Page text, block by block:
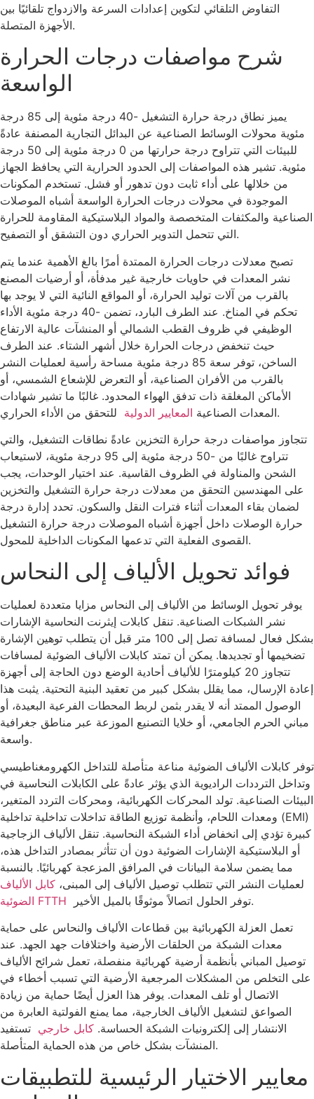
التفاوض التلقائي لتكوين إعدادات السرعة والازدواج تلقائيًا بين
الأجهزة المتصلة.
شرح مواصفات درجات الحرارة
الواسعة
يميز نطاق درجة حرارة التشغيل -40 درجة مئوية إلى 85 درجة
مئوية محولات الوسائط الصناعية عن البدائل التجارية المصنفة عادةً
للبيئات التي تتراوح درجة حرارتها من 0 درجة مئوية إلى 50 درجة
مئوية. تشير هذه المواصفات إلى الحدود الحرارية التي يحافظ الجهاز
من خلالها على أداء ثابت دون تدهور أو فشل. تستخدم المكونات
الموجودة في محولات درجات الحرارة الواسعة أشباه الموصلات
الصناعية والمكثفات المتخصصة والمواد البلاستيكية المقاومة للحرارة
التي تتحمل التدوير الحراري دون التشقق أو التصفيح.
تصبح معدلات درجات الحرارة الممتدة أمرًا بالغ الأهمية عندما يتم
نشر المعدات في حاويات خارجية غير مدفأة، أو أرضيات المصنع
بالقرب من آلات توليد الحرارة، أو المواقع النائية التي لا يوجد بها
تحكم في المناخ. عند الطرف البارد، تضمن -40 درجة مئوية الأداء
الوظيفي في ظروف القطب الشمالي أو المنشآت عالية الارتفاع
حيث تنخفض درجات الحرارة خلال أشهر الشتاء. عند الطرف
الساخن، توفر سعة 85 درجة مئوية مساحة رأسية لعمليات النشر
بالقرب من الأفران الصناعية، أو التعرض للإشعاع الشمسي، أو
الأماكن المغلقة ذات تدفق الهواء المحدود. غالبًا ما تشير شهادات
المعدات الصناعية المعايير الدولية
للتحقق من الأداء الحراري.
تتجاوز مواصفات درجة حرارة التخزين عادةً نطاقات التشغيل، والتي
تتراوح غالبًا من -50 درجة مئوية إلى 95 درجة مئوية، لاستيعاب
الشحن والمناولة في الظروف القاسية. عند اختيار الوحدات، يجب
على المهندسين التحقق من معدلات درجة حرارة التشغيل والتخزين
لضمان بقاء المعدات أثناء فترات النقل والسكون. تحدد إدارة درجة
حرارة الوصلات داخل أجهزة أشباه الموصلات درجة حرارة التشغيل
القصوى الفعلية التي تدعمها المكونات الداخلية للمحول.
فوائد تحويل الألياف إلى النحاس
يوفر تحويل الوسائط من الألياف إلى النحاس مزايا متعددة لعمليات
نشر الشبكات الصناعية. تنقل كابلات إيثرنت النحاسية الإشارات
بشكل فعال لمسافة تصل إلى 100 متر قبل أن يتطلب توهين الإشارة
تضخيمها أو تجديدها. يمكن أن تمتد كابلات الألياف الضوئية لمسافات
تتجاوز 20 كيلومترًا للألياف أحادية الوضع دون الحاجة إلى أجهزة
إعادة الإرسال، مما يقلل بشكل كبير من تعقيد البنية التحتية. يثبت هذا
الوصول الممتد أنه لا يقدر بثمن لربط المحطات الفرعية البعيدة، أو
مباني الحرم الجامعي، أو خلايا التصنيع الموزعة عبر مناطق جغرافية
واسعة.
توفر كابلات الألياف الضوئية مناعة متأصلة للتداخل الكهرومغناطيسي
وتداخل الترددات الراديوية الذي يؤثر عادةً على الكابلات النحاسية في
البيئات الصناعية. تولد المحركات الكهربائية، ومحركات التردد المتغير،
ومعدات اللحام، وأنظمة توزيع الطاقة تداخلات تداخلية تداخلية (EMI)
كبيرة تؤدي إلى انخفاض أداء الشبكة النحاسية. تنقل الألياف الزجاجية
أو البلاستيكية الإشارات الضوئية دون أن تتأثر بمصادر التداخل هذه،
مما يضمن سلامة البيانات في المرافق المزعجة كهربائيًا. بالنسبة
لعمليات النشر التي تتطلب توصيل الألياف إلى المبنى، كابل الألياف
الضوئية FTTH
توفر الحلول اتصالاً موثوقًا بالميل الأخير.
تعمل العزلة الكهربائية بين قطاعات الألياف والنحاس على حماية
معدات الشبكة من الحلقات الأرضية واختلافات جهد الجهد. عند
توصيل المباني بأنظمة أرضية كهربائية منفصلة، ​​تعمل شرائح الألياف
على التخلص من المشكلات المرجعية الأرضية التي تسبب أخطاء في
الاتصال أو تلف المعدات. يوفر هذا العزل أيضًا حماية من زيادة
الصواعق لتشغيل الألياف الخارجية، مما يمنع الفولتية العابرة من
الانتشار إلى إلكترونيات الشبكة الحساسة. كابل خارجي تستفيد
المنشآت بشكل خاص من هذه الحماية المتأصلة.
معايير الاختيار الرئيسية للتطبيقات